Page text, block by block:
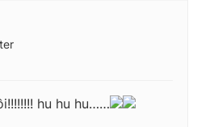
hu hu hu……